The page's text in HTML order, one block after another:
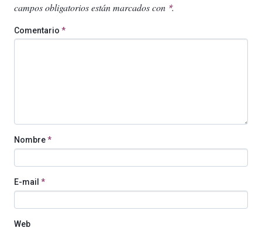
campos obligatorios están marcados con *.
Comentario *
Nombre*
E-mail *
Web